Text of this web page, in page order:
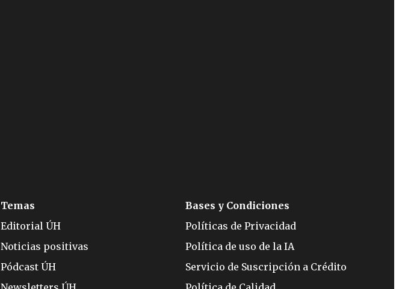
Temas
Editorial ÚH
Noticias positivas
Pódcast ÚH
Bases y Condiciones
Políticas de Privacidad
Política de uso de la IA
Servicio de Suscripción a Crédito